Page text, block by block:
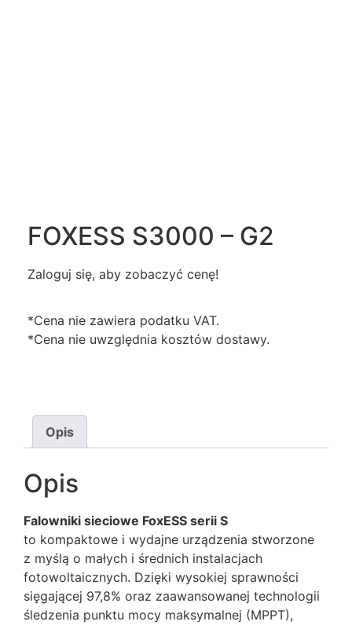
FOXESS S3000 – G2
Zaloguj się, aby zobaczyć cenę!
*Cena nie zawiera podatku VAT.
*Cena nie uwzględnia kosztów dostawy.
Opis
Opis
Falowniki sieciowe FoxESS serii S
to kompaktowe i wydajne urządzenia stworzone
z myślą o małych i średnich instalacjach
fotowoltaicznych. Dzięki wysokiej sprawności
sięgającej 97,8% oraz zaawansowanej technologii
śledzenia punktu mocy maksymalnej (MPPT),